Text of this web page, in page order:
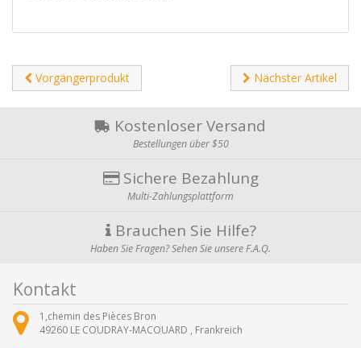
Vorgängerprodukt Nächster Artikel
Kostenloser Versand
Bestellungen über $50
Sichere Bezahlung
Multi-Zahlungsplattform
Brauchen Sie Hilfe?
Haben Sie Fragen? Sehen Sie unsere F.A.Q.
Kontakt
1,chemin des Pièces Bron
49260 LE COUDRAY-MACOUARD , Frankreich